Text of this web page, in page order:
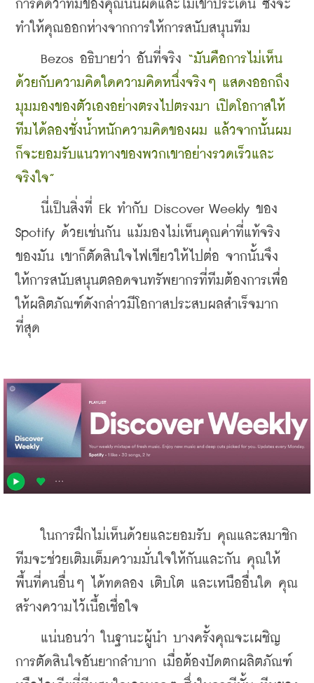
การคิดว่าทีมของคุณนั้นผิดและไม่เข้าประเด็น ซึ่งจะ
ทำให้คุณออกห่างจากการให้การสนับสนุนทีม
Bezos อธิบายว่า อันที่จริง “มันคือการไม่เห็น
ด้วยกับความคิดใดความคิดหนึ่งจริงๆ แสดงออกถึง
มุมมองของตัวเองอย่างตรงไปตรงมา เปิดโอกาสให้
ทีมได้ลองชั่งน้ำหนักความคิดของผม แล้วจากนั้นผม
ก็จะยอมรับแนวทางของพวกเขาอย่างรวดเร็วและ
จริงใจ”
นี่เป็นสิ่งที่ Ek ทำกับ Discover Weekly ของ
Spotify ด้วยเช่นกัน แม้มองไม่เห็นคุณค่าที่แท้จริง
ของมัน เขาก็ตัดสินใจไฟเขียวให้ไปต่อ จากนั้นจึง
ให้การสนับสนุนตลอดจนทรัพยากรที่ทีมต้องการเพื่อ
ให้ผลิตภัณฑ์ดังกล่าวมีโอกาสประสบผลสำเร็จมาก
ที่สุด
ในการฝึกไม่เห็นด้วยและยอมรับ คุณและสมาชิก
ทีมจะช่วยเติมเต็มความมั่นใจให้กันและกัน คุณให้
พื้นที่คนอื่นๆ ได้ทดลอง เติบโต และเหนืออื่นใด คุณ
สร้างความไว้เนื้อเชื่อใจ
แน่นอนว่า ในฐานะผู้นำ บางครั้งคุณจะเผชิญ
การตัดสินใจอันยากลำบาก เมื่อต้องปัดตกผลิตภัณฑ์